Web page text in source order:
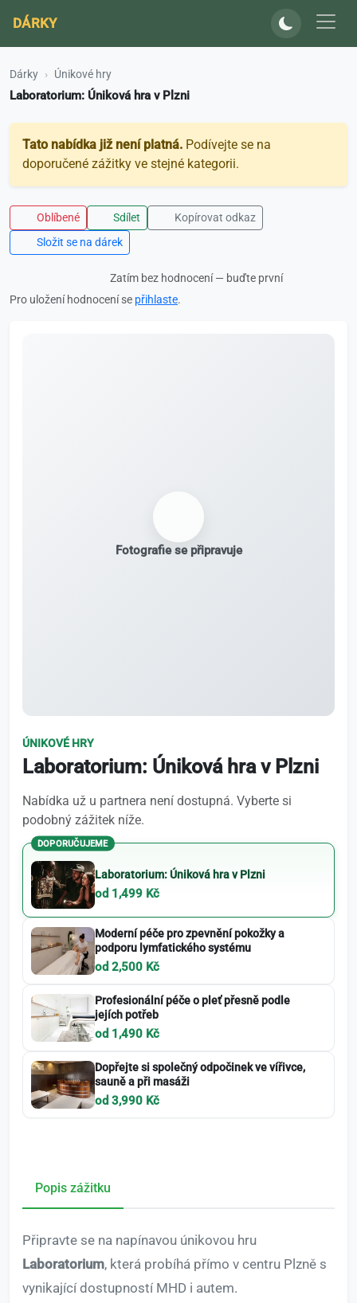
DÁRKY
Dárky Únikové hry
Laboratorium: Úniková hra v Plzni
Tato nabídka již není platná. Podívejte se na
doporučené zážitky ve stejné kategorii.
Oblíbené Sdílet
Kopírovat odkaz
Složit se na dárek
Zatím bez hodnocení — buďte první
Pro uložení hodnocení se přihlaste.
Fotografie se připravuje
ÚNIKOVÉ HRY
Laboratorium: Úniková hra v Plzni
Nabídka už u partnera není dostupná. Vyberte si
podobný zážitek níže.
DOPORUČUJEME
Laboratorium: Úniková hra v Plzni
od 1,499 Kč
Moderní péče pro zpevnění pokožky a
podporu lymfatického systému
od 2,500 Kč
Profesionální péče o pleť přesně podle
jejích potřeb
od 1,490 Kč
Dopřejte si společný odpočinek ve vířivce,
sauně a při masáži
od 3,990 Kč
Popis zážitku
Připravte se na napínavou únikovou hru
Laboratorium, která probíhá přímo v centru Plzně s
vynikající dostupností MHD i autem.